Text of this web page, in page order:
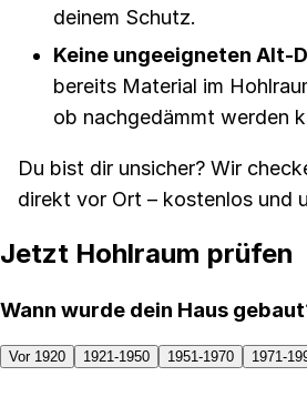
deinem Schutz.
Keine ungeeigneten Alt-
bereits Material im
ob nachgedämmt werden
Du bist dir unsicher? Wir
direkt vor Ort – kostenlos und
Jetzt Hohlraum prüfen
Wann wurde dein Haus
Vor 1920 1921-1950 1951-1970 1971-